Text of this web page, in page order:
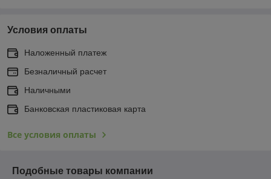
Условия оплаты
Наложенный платеж
Безналичный расчет
Наличными
Банковская пластиковая карта
Все условия оплаты
Подобные товары компании